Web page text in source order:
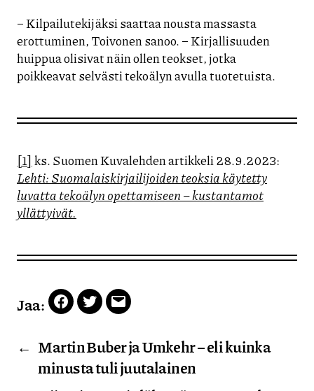
– Kilpailutekijäksi saattaa nousta massasta
erottuminen, Toivonen sanoo. – Kirjallisuuden
huippua olisivat näin ollen teokset, jotka
poikkeavat selvästi tekoälyn avulla tuotetuista.
[1]ks. Suomen Kuvalehden artikkeli 28.9.2023:
Lehti: Suomalaiskirjailijoiden teoksia käytetty
luvatta tekoälyn opettamiseen – kustantamot
yllättyivät.
Jaa: Facebook
TwitterEmail
← Martin Buber ja Umkehr – eli kuinka
minusta tuli juutalainen